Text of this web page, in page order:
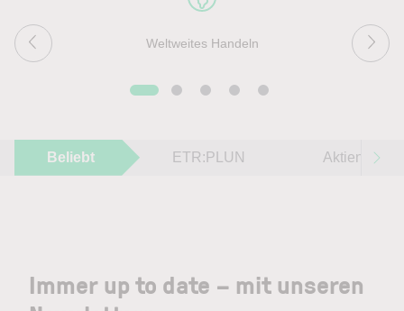
Weltweites Handeln
Beliebt ETR:PLUN Aktien im
Immer up to date – mit unseren